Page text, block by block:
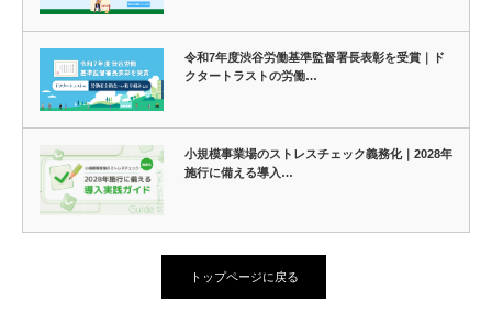
令和7年度渋谷労働基準監督署長表彰を受賞｜ド
クタートラストの労働…
小規模事業場のストレスチェック義務化｜2028年
施行に備える導入…
トップページに戻る